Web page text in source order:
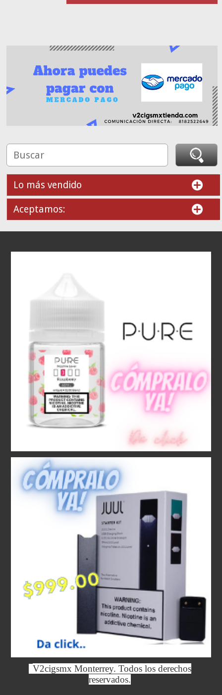
Lo más vendido
Aceptamos:
V2cigsmx Monterrey. Todos los derechos
reservados.